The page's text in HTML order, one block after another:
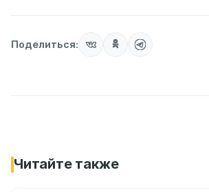
Поделиться:
Читайте также